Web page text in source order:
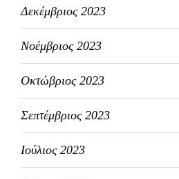
Δεκέμβριος 2023
Νοέμβριος 2023
Οκτώβριος 2023
Σεπτέμβριος 2023
Ιούλιος 2023